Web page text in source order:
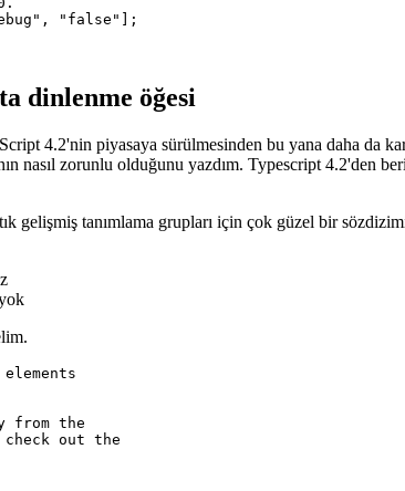
any
"false"];
dinlenme öğesi
4.2'nin piyasaya sürülmesinden bu yana daha da
the
out the